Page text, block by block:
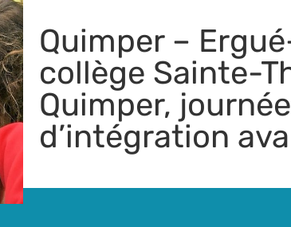
Quimper –
collège Sainte-
Quimper, journée
d’intégration